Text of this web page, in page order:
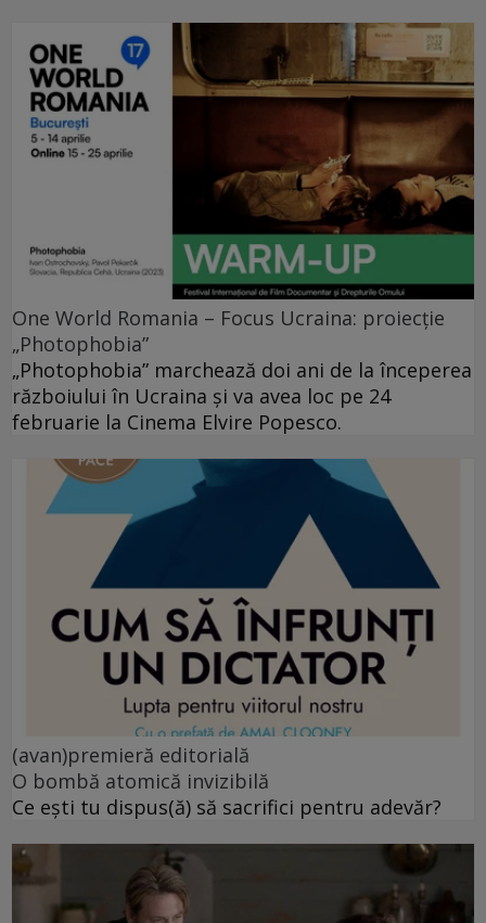
One World Romania – Focus Ucraina: proiecție
„Photophobia”
„Photophobia” marchează doi ani de la începerea
războiului în Ucraina și va avea loc pe 24
februarie la Cinema Elvire Popesco.
(avan)premieră editorială
O bombă atomică invizibilă
Ce ești tu dispus(ă) să sacrifici pentru adevăr?